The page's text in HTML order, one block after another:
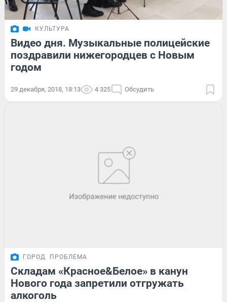
КУЛЬТУРА
Видео дня. Музыкальные полицейские
поздравили нижегородцев с Новым
годом
29 декабря, 2018, 18:13 4 325 Обсудить
ГОРОД ПРОБЛЕМА
Складам «Красное&Белое» в канун
Нового года запретили отгружать
алкоголь